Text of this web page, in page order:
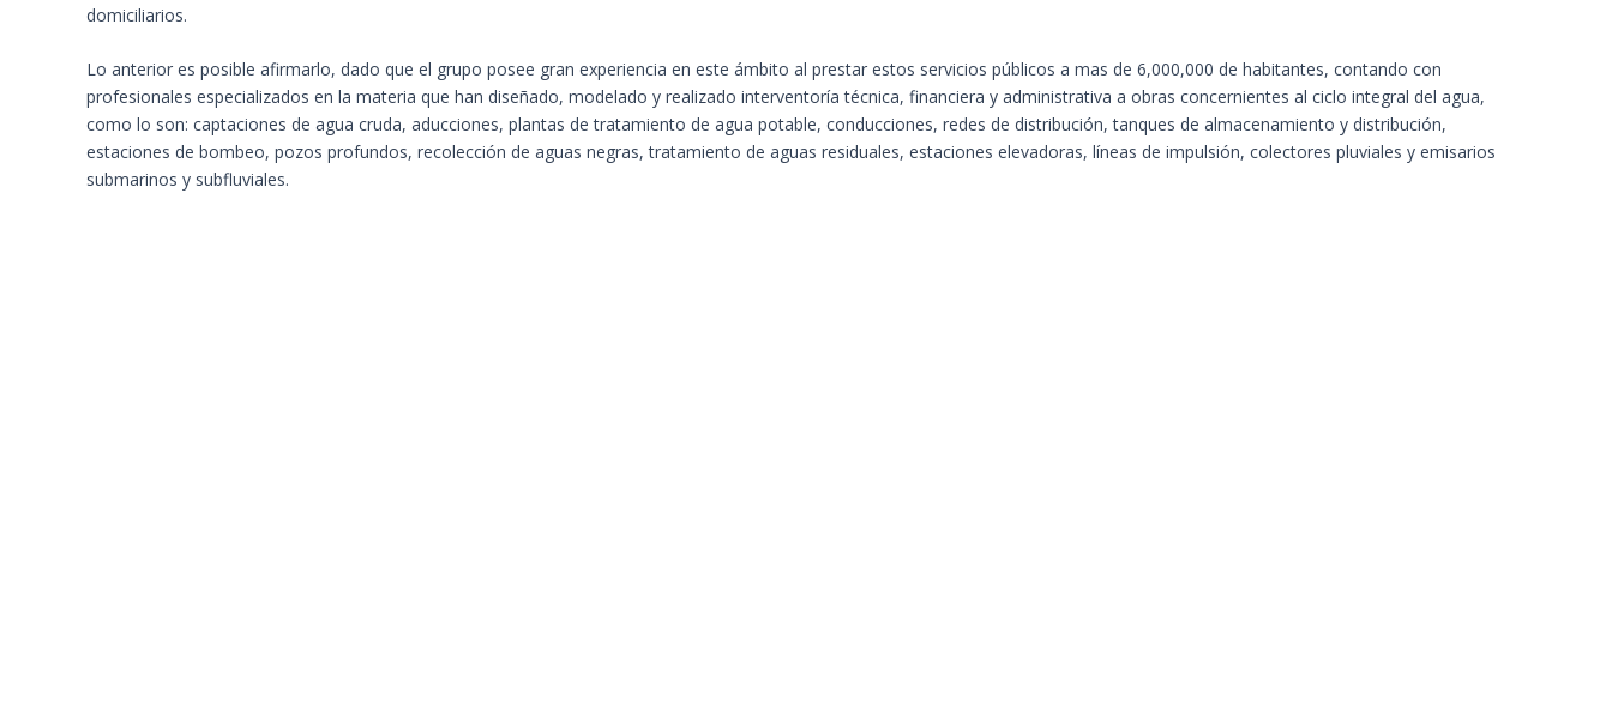
domiciliarios.
Lo anterior es posible afirmarlo, dado que el grupo posee gran experiencia en este ámbito al prestar estos servicios públicos a mas de 6,000,000 de habitantes, contando con
profesionales especializados en la materia que han diseñado, modelado y realizado interventorí­a técnica, financiera y administrativa a obras concernientes al ciclo integral del agua,
como lo son: captaciones de agua cruda, aducciones, plantas de tratamiento de agua potable, conducciones, redes de distribución, tanques de almacenamiento y distribución,
estaciones de bombeo, pozos profundos, recolección de aguas negras, tratamiento de aguas residuales, estaciones elevadoras, lí­neas de impulsión, colectores pluviales y emisarios
submarinos y subfluviales.